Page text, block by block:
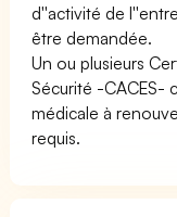
d''activité de
être demandée.
Un ou plusieurs
Sécurité -CACES-
médicale à
requis.